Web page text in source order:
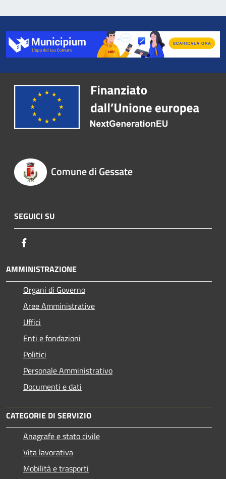
Comune di Gessate
SEGUICI SU
AMMINISTRAZIONE
Organi di Governo
Aree Amministrative
Uffici
Enti e fondazioni
Politici
Personale Amministrativo
Documenti e dati
CATEGORIE DI SERVIZIO
Anagrafe e stato civile
Vita lavorativa
Mobilità e trasporti